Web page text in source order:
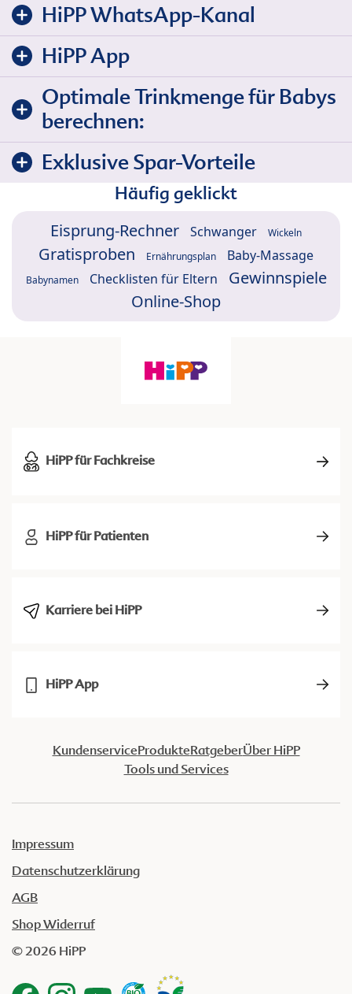
HiPP WhatsApp-Kanal
HiPP App
Optimale Trinkmenge für Babys
berechnen:
Exklusive Spar-Vorteile
Häufig geklickt
Eisprung-Rechner Schwanger Wickeln
Gratisproben Ernährungsplan Baby-Massage
Babynamen Checklisten für Eltern
Gewinnspiele
Online-Shop
HiPP für Fachkreise
HiPP für Patienten
Karriere bei HiPP
HiPP App
KundenserviceProdukteRatgeberÜber HiPP
Tools und Services
Impressum
Datenschutzerklärung
AGB
Shop Widerruf
© 2026 HiPP